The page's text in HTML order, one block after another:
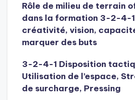
Rôle de milieu de terrain
dans la formation 3-2-4-
créativité, vision,
marquer des buts
3-2-4-1 Disposition
Utilisation de l’espace,
de surcharge, Pressing